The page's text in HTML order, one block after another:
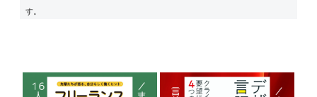
す。